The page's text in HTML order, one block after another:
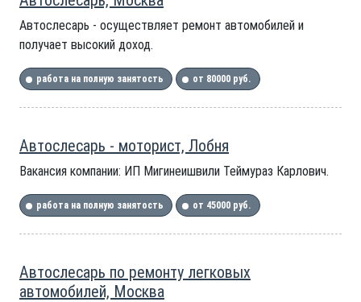
Автослесарь - осуществляет ремонт автомобилей и
получает высокий доход.
работа на полную занятость от 80000 руб.
Автослесарь - моторист, Лобня
Вакансия компании: ИП Мигинеишвили Теймураз Карлович.
работа на полную занятость от 45000 руб.
Автослесарь по ремонту легковых
автомобилей, Москва